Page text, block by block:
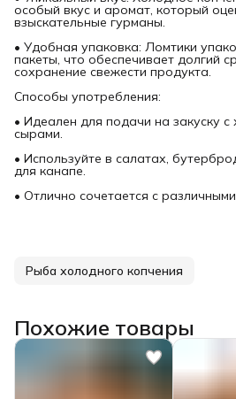
особый вкус и аромат, который
взыскательные гурманы.
• Удобная упаковка: Ломтики
пакеты, что обеспечивает долгий
сохранение свежести продукта.
Способы употребления:
• Идеален для подачи на закуску с
сырами.
• Используйте в салатах,
для канапе.
• Отлично сочетается с
Рыба холодного копчения
Похожие товары